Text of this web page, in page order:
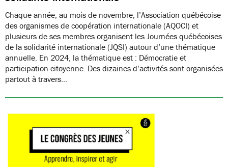
Chaque année, au mois de novembre, l’Association québécoise
des organismes de coopération internationale (AQOCI) et
plusieurs de ses membres organisent les Journées québécoises
de la solidarité internationale (JQSI) autour d’une thématique
annuelle. En 2024, la thématique est : Démocratie et
participation citoyenne. Des dizaines d’activités sont organisées
partout à travers…